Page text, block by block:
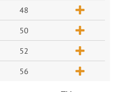
48
50
52
56